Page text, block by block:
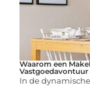
Waarom een
Vastgoedavontuur
In de